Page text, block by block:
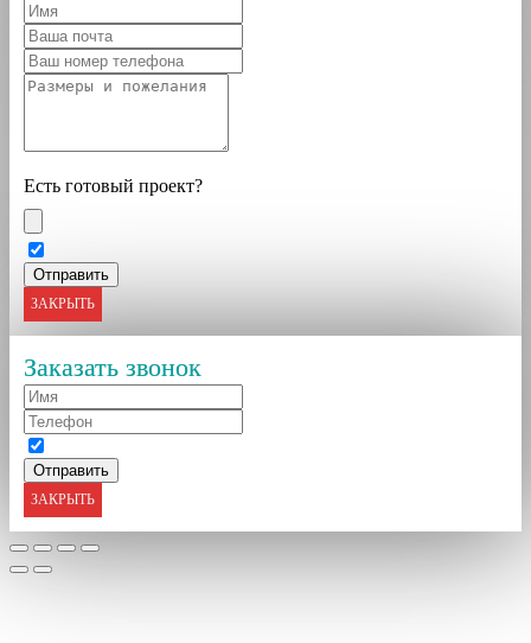
Есть готовый проект?
ЗАКРЫТЬ
Заказать звонок
ЗАКРЫТЬ